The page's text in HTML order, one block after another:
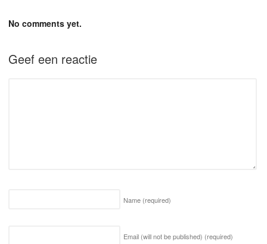
No comments yet.
Geef een reactie
Name (required)
Email (will not be published) (required)